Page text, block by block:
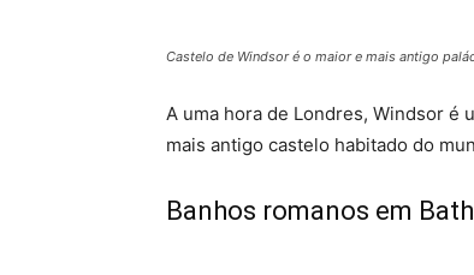
Castelo de Windsor é o maior e mais antigo
A uma hora de Londres, Windsor é
mais antigo castelo habitado do
Banhos romanos em Bath